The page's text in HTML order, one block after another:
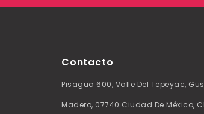
Contacto
Pisagua 600, Valle Del Tepeyac,
Madero, 07740 Ciudad De México,